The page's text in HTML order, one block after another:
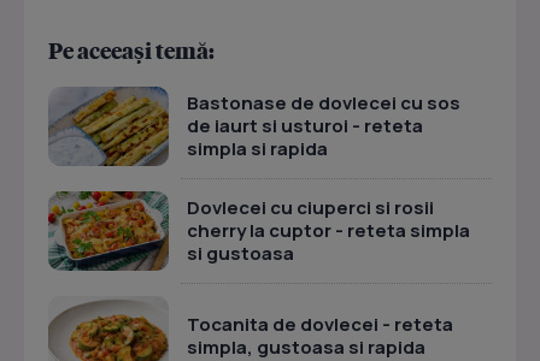
Pe aceeași temă:
Bastonase de dovlecei cu sos
de iaurt si usturoi - reteta
simpla si rapida
Dovlecei cu ciuperci si rosii
cherry la cuptor - reteta simpla
si gustoasa
Tocanita de dovlecei - reteta
simpla, gustoasa si rapida